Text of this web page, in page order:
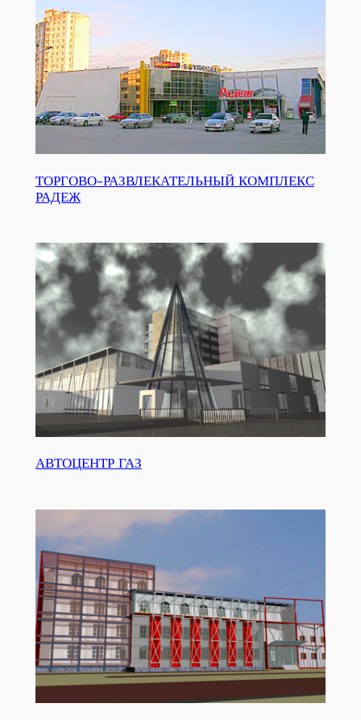
ТОРГОВО-РАЗВЛЕКАТЕЛЬНЫЙ КОМПЛЕКС
РАДЕЖ
АВТОЦЕНТР ГАЗ